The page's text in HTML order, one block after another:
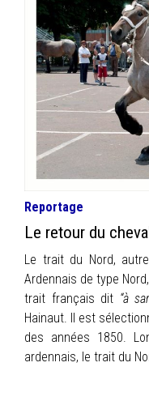
Reportage
Le retour du
Le trait du Nord,
Ardennais de type
trait français dit “à
Hainaut. Il est
des années 1850.
ardennais, le trait du